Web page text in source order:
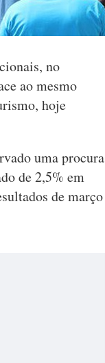
no
ao mesmo
hoje
uma procura
de 2,5% em
de março